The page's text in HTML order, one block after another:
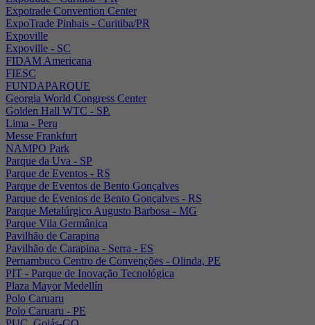
Expotrade Convention Center
ExpoTrade Pinhais - Curitiba/PR
Expoville
Expoville - SC
FIDAM Americana
FIESC
FUNDAPARQUE
Georgia World Congress Center
Golden Hall WTC - SP.
Lima - Peru
Messe Frankfurt
NAMPO Park
Parque da Uva - SP
Parque de Eventos - RS
Parque de Eventos de Bento Gonçalves
Parque de Eventos de Bento Gonçalves - RS
Parque Metalúrgico Augusto Barbosa - MG
Parque Vila Germânica
Pavilhão de Carapina
Pavilhão de Carapina - Serra - ES
Pernambuco Centro de Convenções - Olinda, PE
PIT - Parque de Inovação Tecnológica
Plaza Mayor Medellín
Polo Caruaru
Polo Caruaru - PE